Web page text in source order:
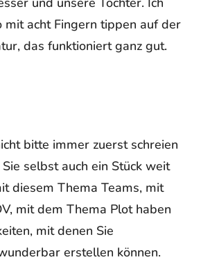
mit acht Fingern tippen auf der
das funktioniert ganz gut.
bitte immer zuerst schreien
selbst auch ein Stück weit
diesem Thema Teams, mit
mit dem Thema Plot haben
mit denen Sie
erstellen können.